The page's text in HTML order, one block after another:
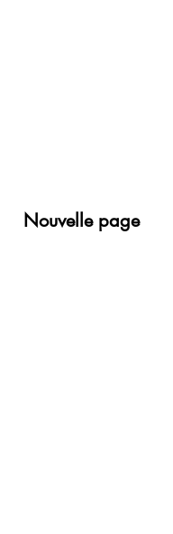
Nouvelle page